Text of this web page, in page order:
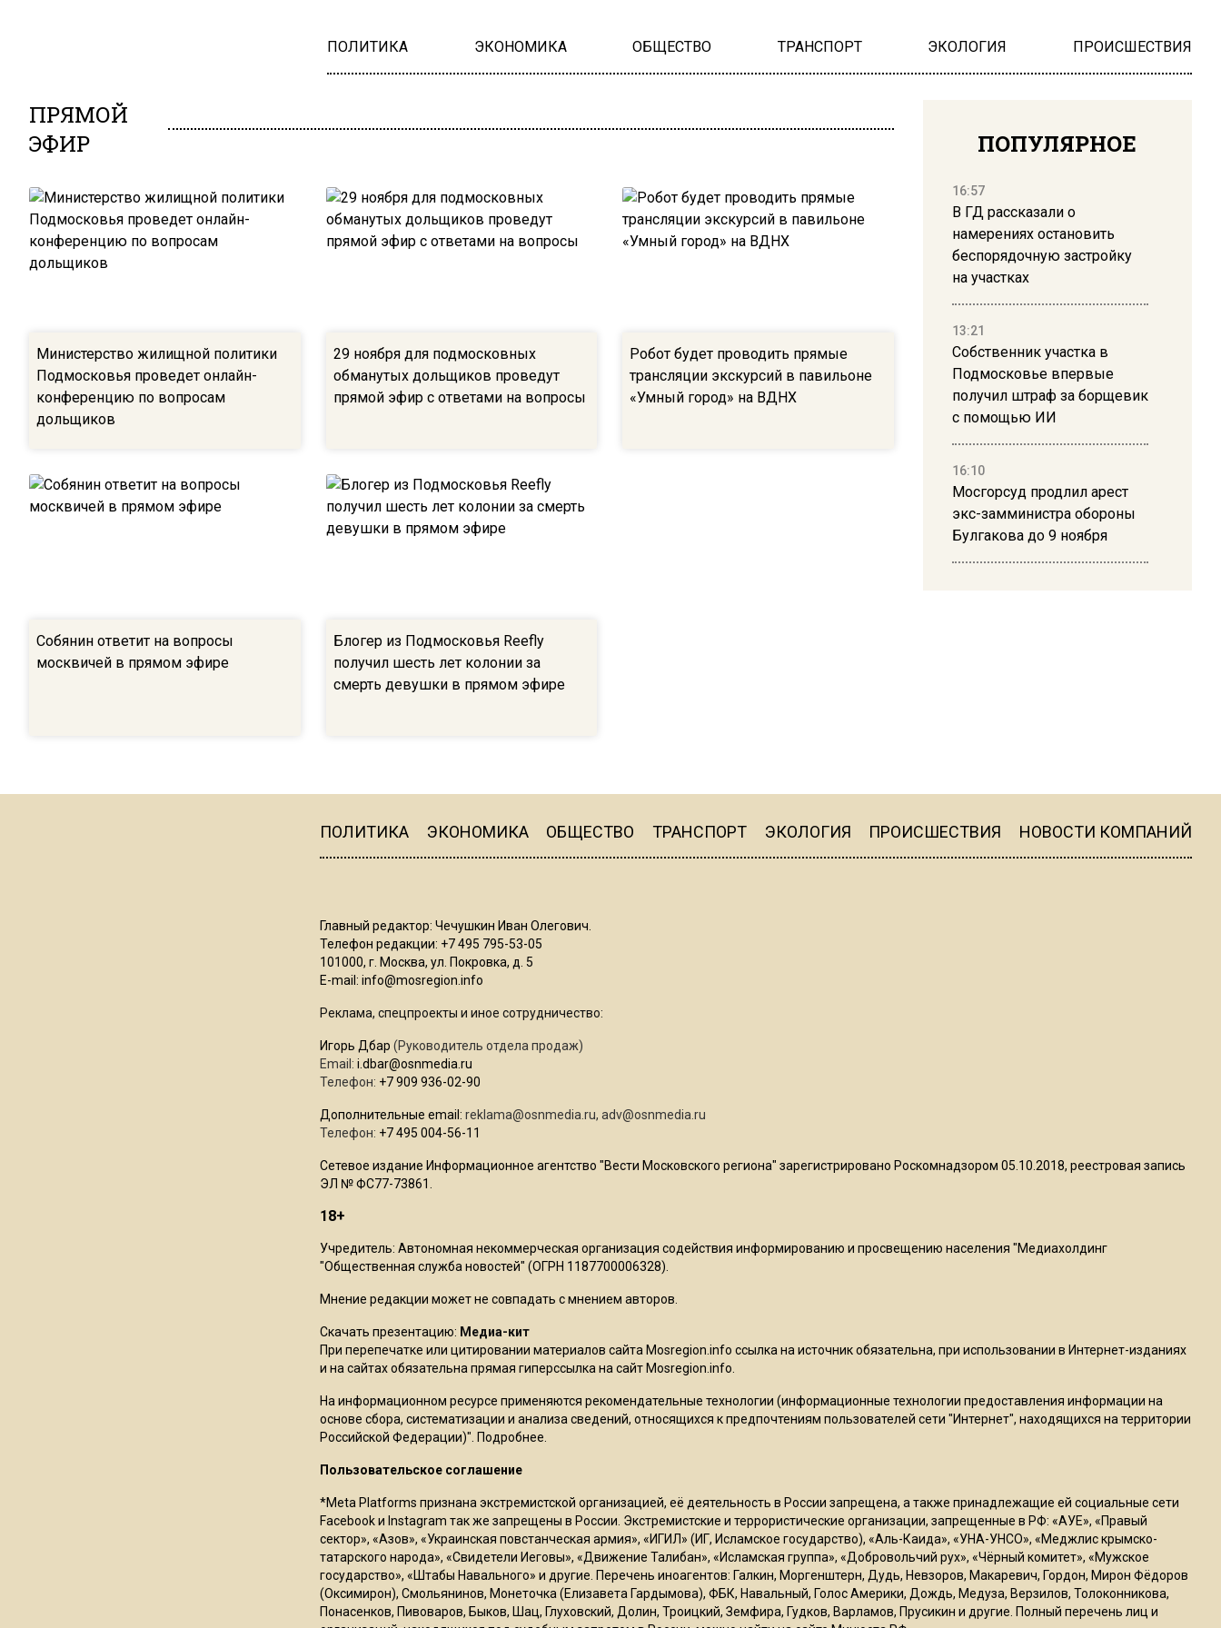
ПОЛИТИКА ЭКОНОМИКА ОБЩЕСТВО ТРАНСПОРТ ЭКОЛОГИЯ ПРОИСШЕСТВИЯ
ПРЯМОЙ
ЭФИР
Министерство жилищной политики
Подмосковья проведет онлайн-
конференцию по вопросам
дольщиков
29 ноября для подмосковных
обманутых дольщиков проведут
прямой эфир с ответами на вопросы
Робот будет проводить прямые
трансляции экскурсий в павильоне
«Умный город» на ВДНХ
Собянин ответит на вопросы
москвичей в прямом эфире
Блогер из Подмосковья Reefly
получил шесть лет колонии за
смерть девушки в прямом эфире
ПОПУЛЯРНОЕ
16:57
В ГД рассказали о
намерениях остановить
беспорядочную застройку
на участках
13:21
Собственник участка в
Подмосковье впервые
получил штраф за борщевик
с помощью ИИ
16:10
Мосгорсуд продлил арест
экс-замминистра обороны
Булгакова до 9 ноября
ограничат движение на
Опубликовано видео с
В Подмосковье прекратили
20:56
Сотрудники хлебозавода в
Балашихе массово
увольняются из-за жары в
цехах
ПОЛИТИКА ЭКОНОМИКА ОБЩЕСТВО ТРАНСПОРТ ЭКОЛОГИЯ ПРОИСШЕСТВИЯ НОВОСТИ КОМПАНИЙ
Главный редактор: Чечушкин Иван Олегович.
Телефон редакции: +7 495 795-53-05
101000, г. Москва, ул. Покровка, д. 5
E-mail: info@mosregion.info
Реклама, спецпроекты и иное сотрудничество:
Игорь Дбар (Руководитель отдела продаж)
Email: i.dbar@osnmedia.ru
Телефон: +7 909 936-02-90
Дополнительные email: reklama@osnmedia.ru, adv@osnmedia.ru
Телефон: +7 495 004-56-11
Сетевое издание Информационное агентство "Вести Московского региона" зарегистрировано Роскомнадзором 05.10.2018, реестровая запись
ЭЛ № ФС77-73861.
18+
Учредитель: Автономная некоммерческая организация содействия информированию и просвещению населения "Медиахолдинг
"Общественная служба новостей" (ОГРН 1187700006328).
Мнение редакции может не совпадать с мнением авторов.
Скачать презентацию: Медиа-кит
При перепечатке или цитировании материалов сайта Mosregion.info ссылка на источник обязательна, при использовании в Интернет-изданиях
и на сайтах обязательна прямая гиперссылка на сайт Mosregion.info.
На информационном ресурсе применяются рекомендательные технологии (информационные технологии предоставления информации на
основе сбора, систематизации и анализа сведений, относящихся к предпочтениям пользователей сети "Интернет", находящихся на территории
Российской Федерации)". Подробнее
Пользовательское соглашение
*Meta Platforms признана экстремистской организацией, её деятельность в России запрещена, а также принадлежащие ей социальные сети
Facebook и Instagram так же запрещены в России. Экстремистские и террористические организации, запрещенные в РФ: «АУЕ», «Правый
сектор», «Азов», «Украинская повстанческая армия», «ИГИЛ» (ИГ, Исламское государство), «Аль-Каида», «УНА-УНСО», «Меджлис крымско-
татарского народа», «Свидетели Иеговы», «Движение Талибан», «Исламская группа», «Добровольчий рух», «Чёрный комитет», «Мужское
государство», «Штабы Навального» и другие. Перечень иноагентов: Галкин, Моргенштерн, Дудь, Невзоров, Макаревич, Гордон, Мирон Фёдоров
(Оксимирон), Смольянинов, Монеточка (Елизавета Гардымова), ФБК, Навальный, Голос Америки, Дождь, Медуза, Верзилов, Толоконникова,
Понасенков, Пивоваров, Быков, Шац, Глуховский, Долин, Троицкий, Земфира, Гудков, Варламов, Прусикин и другие. Полный перечень лиц и